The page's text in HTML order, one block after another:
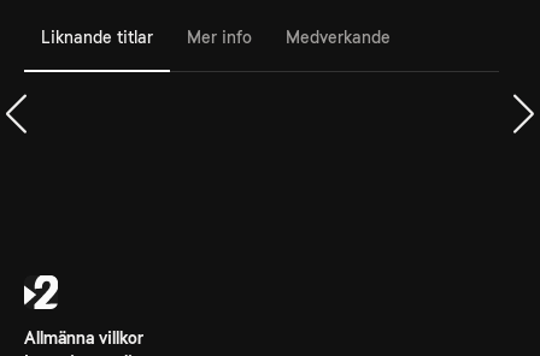
Liknande titlar Mer info Medverkande
Allmänna villkor